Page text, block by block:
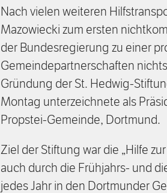
Nach vielen weiteren
Mazowiecki zum ersten
der Bundesregierung zu einer
Gemeindepartnerschaften
Gründung der St. Hedwig-
Montag unterzeichnete als
Propstei-Gemeinde, Dortmund.
Ziel der Stiftung war die „Hilfe
auch durch die Frühjahrs- und
jedes Jahr in den Dortmunder